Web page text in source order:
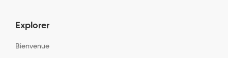
Explorer
Bienvenue